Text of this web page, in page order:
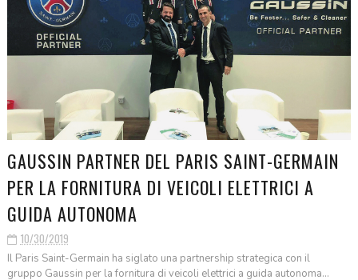
GAUSSIN PARTNER DEL PARIS SAINT-GERMAIN
PER LA FORNITURA DI VEICOLI ELETTRICI A
GUIDA AUTONOMA
10/30/2019
Il Paris Saint-Germain ha siglato una partnership strategica con il
gruppo Gaussin per la fornitura di veicoli elettrici a guida autonoma...